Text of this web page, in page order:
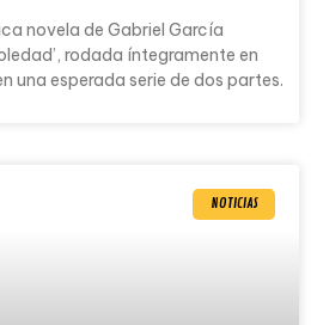
novela de Gabriel García
rodada íntegramente en
una esperada serie de dos partes.
NOTICIAS